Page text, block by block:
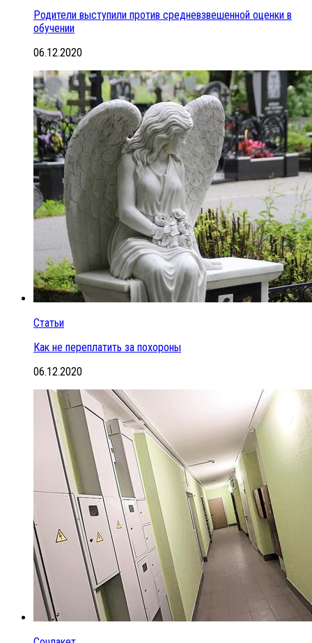
Родители выступили против средневзвешенной оценки в
обучении
06.12.2020
Статьи
Как не переплатить за похороны
06.12.2020